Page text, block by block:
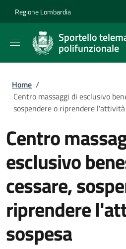
Regione Lombardia
Sportello
polifunzionale
Briciole di pane
Home /
Centro massaggi di esclusivo
sospendere o riprendere l'attività
Centro
esclusivo
cessare,
riprendere
sospesa